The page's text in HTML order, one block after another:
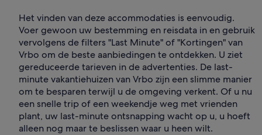
Het vinden van deze accommodaties is eenvoudig.
Voer gewoon uw bestemming en reisdata in en gebruik
vervolgens de filters "Last Minute" of "Kortingen" van
Vrbo om de beste aanbiedingen te ontdekken. U ziet
gereduceerde tarieven in de advertenties. De last-
minute vakantiehuizen van Vrbo zijn een slimme manier
om te besparen terwijl u de omgeving verkent. Of u nu
een snelle trip of een weekendje weg met vrienden
plant, uw last-minute ontsnapping wacht op u, u hoeft
alleen nog maar te beslissen waar u heen wilt.